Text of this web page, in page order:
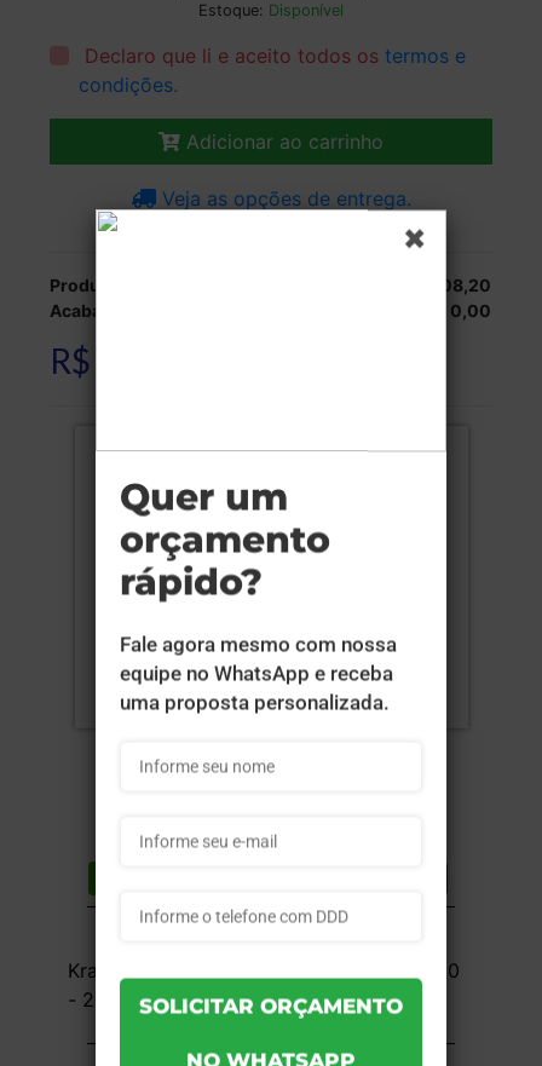
Estoque: Disponível
Declaro que li e aceito todos ostermos e
condições.
Adicionar ao carrinho
Veja as opções de entrega.
Produção:
R$ 508,20
Acabamentos:
R$ 0,00
R$ 508,20
DESCRIÇÃO DO PRODUTO
Kraft 240g sem Película Antigordura - 4x0
- 22,3x17,7cm - Sem Verniz - 100 unid